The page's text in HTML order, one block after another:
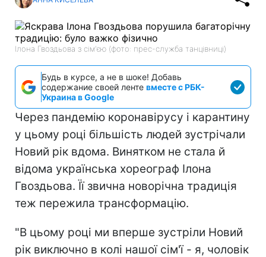
Ілона Гвоздьова з сім'єю (фото: прес-служба танцівниці)
Будь в курсе, а не в шоке! Добавь
содержание своей ленте вместе с РБК-
Украина в Google
Через пандемію коронавірусу і карантину
у цьому році більшість людей зустрічали
Новий рік вдома. Винятком не стала й
відома українська хореограф Ілона
Гвоздьова. Її звична новорічна традиція
теж пережила трансформацію.
"В цьому році ми вперше зустріли Новий
рік виключно в колі нашої сім'ї - я, чоловік